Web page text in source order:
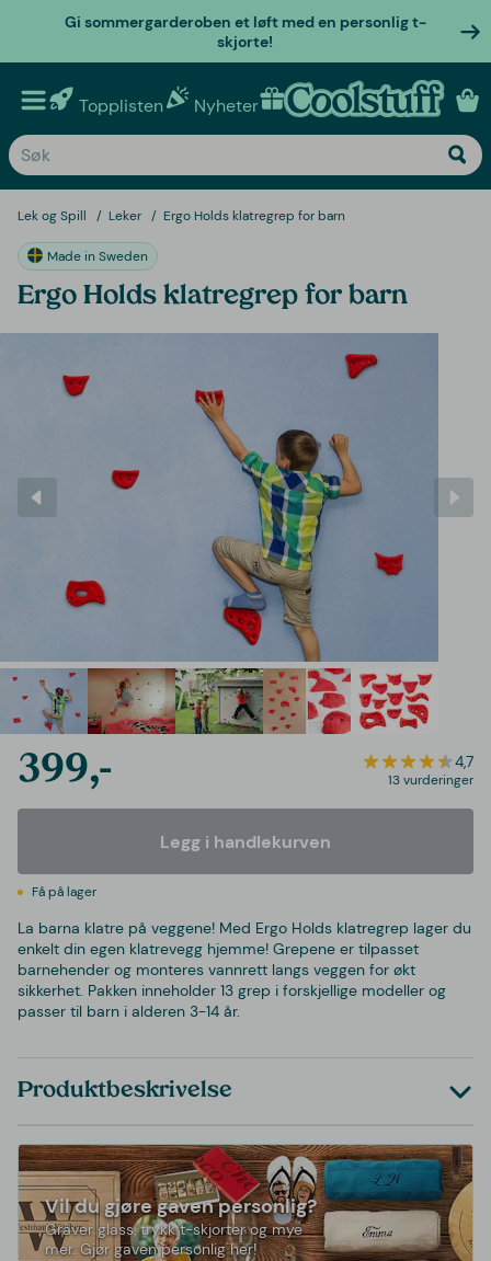
Gi sommergarderoben et løft med en personlig t-
skjorte!
Topplisten Nyheter Personlige gaver
Lek og Spill Leker Ergo Holds klatregrep for barn
Made in Sweden
Ergo Holds klatregrep for barn
399,- 4,7
13 vurderinger
Legg i handlekurven
Få på lager
La barna klatre på veggene! Med Ergo Holds klatregrep lager du
enkelt din egen klatrevegg hjemme! Grepene er tilpasset
barnehender og monteres vannrett langs veggen for økt
sikkerhet. Pakken inneholder 13 grep i forskjellige modeller og
passer til barn i alderen 3-14 år.
Produktbeskrivelse
Vil du gjøre gaven personlig?
Graver glass, trykk t-skjorter og mye
mer. Gjør gaven personlig her!